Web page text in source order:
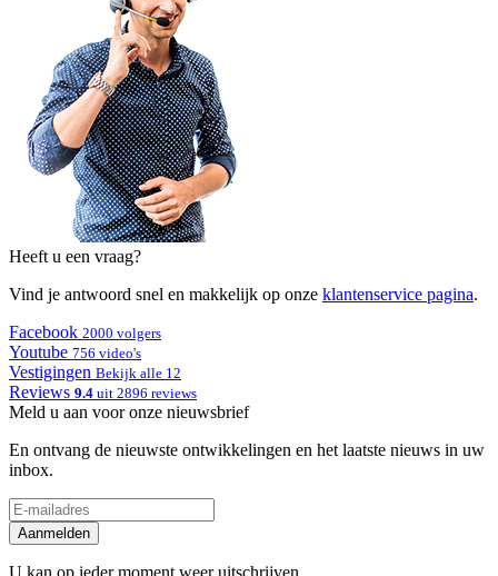
Heeft u een vraag?
Vind je antwoord snel en makkelijk op onze klantenservice pagina.
Facebook 2000 volgers
Youtube 756 video's
Vestigingen Bekijk alle 12
Reviews 9.4 uit 2896 reviews
Meld u aan voor onze nieuwsbrief
En ontvang de nieuwste ontwikkelingen en het laatste nieuws in uw
inbox.
Aanmelden
U kan op ieder moment weer uitschrijven